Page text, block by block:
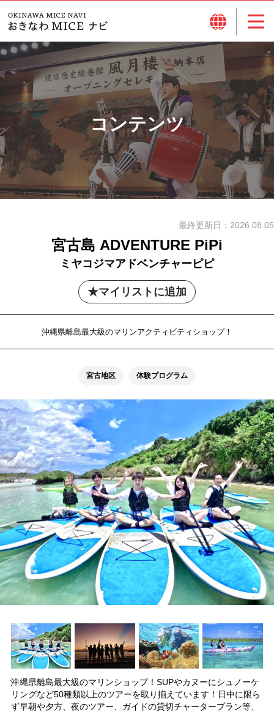
コンテンツ
最終更新日： 2026.08.05
宮古島 ADVENTURE PiPi
ミヤコジマアドベンチャーピピ
マイリストに追加
沖縄県離島最大級のマリンアクティビティショップ！
宮古地区 体験プログラム
沖縄県離島最大級のマリンショップ！SUPやカヌーにシュノーケ
リングなど50種類以上のツアーを取り揃えています！日中に限ら
ず早朝や夕方、夜のツアー、ガイドの貸切チャータープラン等、